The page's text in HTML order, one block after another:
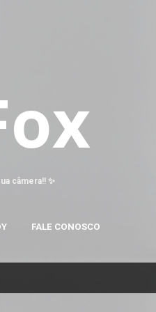
câmera!! ✨
FALE CONOSCO